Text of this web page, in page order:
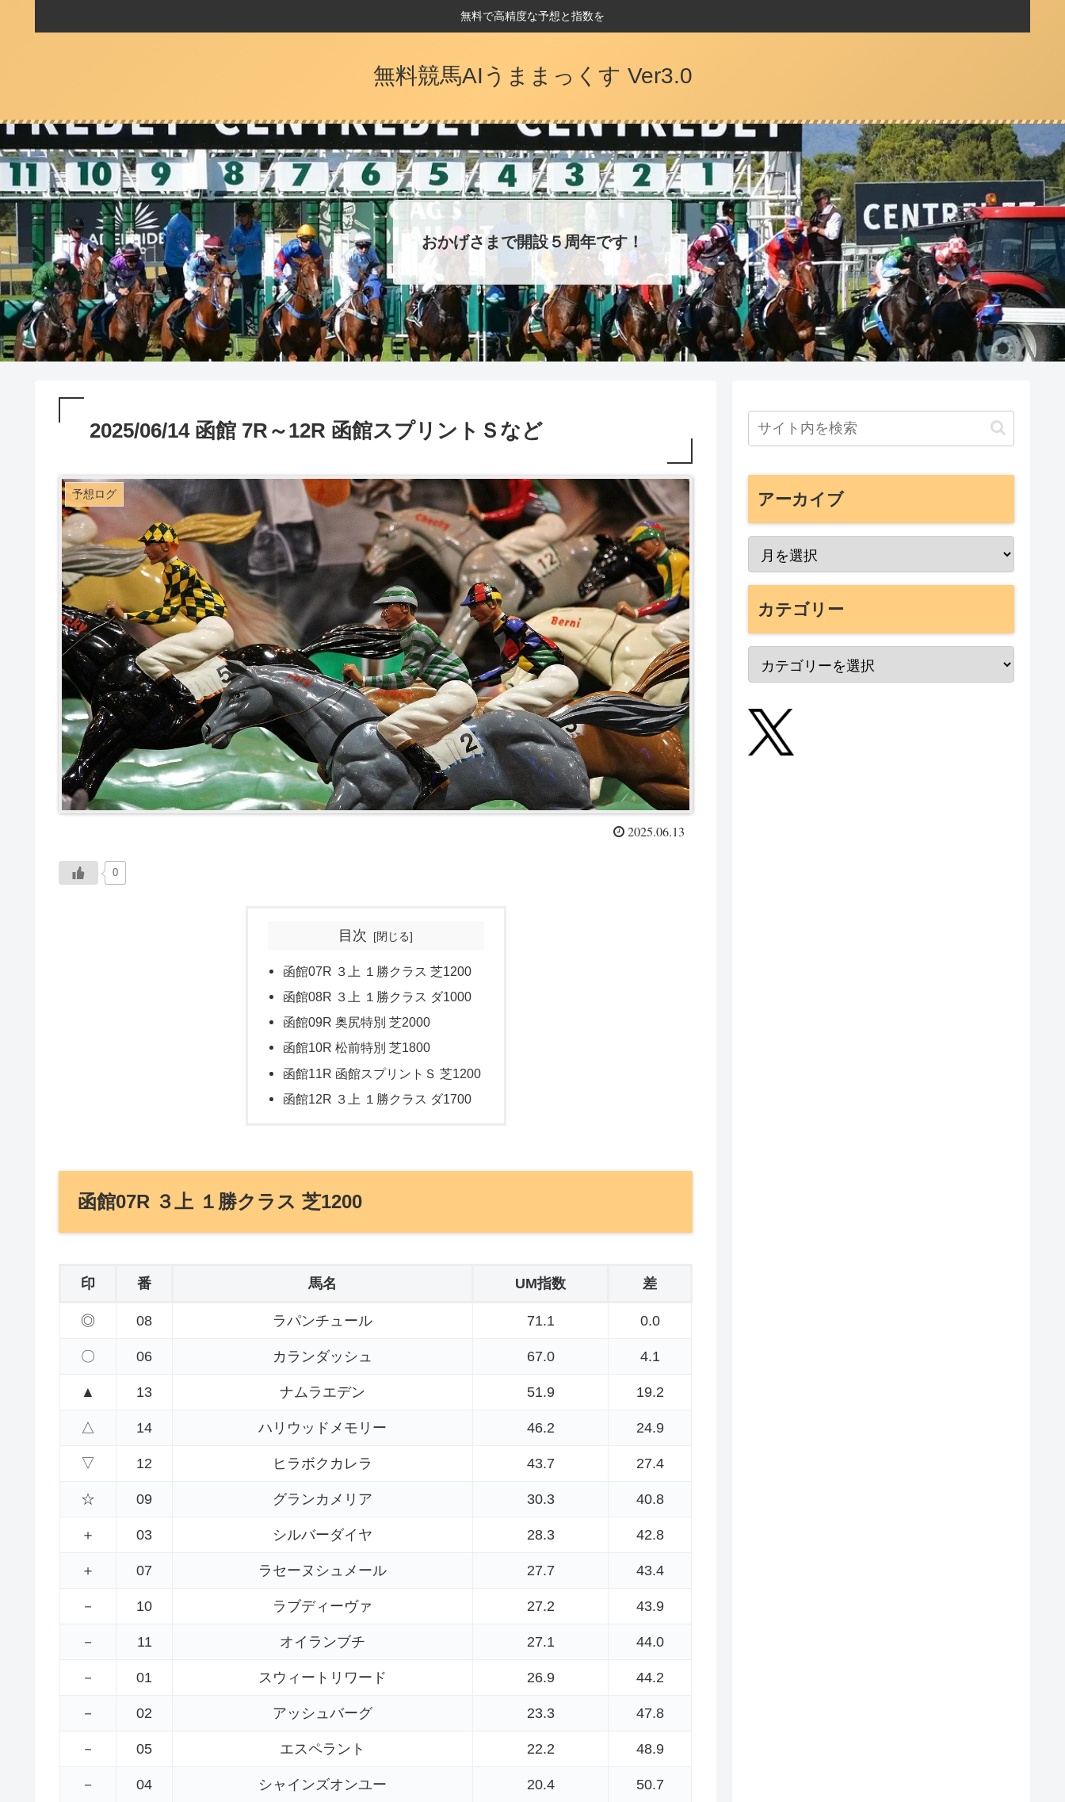
無料で高精度な予想と指数を
無料競馬AIうままっくす Ver3.0
おかげさまで開設５周年です！
2025/06/14 函館 7R～12R 函館スプリントＳなど
予想ログ
2025.06.13
0
目次
函館07R ３上 １勝クラス 芝1200
函館08R ３上 １勝クラス ダ1000
函館09R 奥尻特別 芝2000
函館10R 松前特別 芝1800
函館11R 函館スプリントＳ 芝1200
函館12R ３上 １勝クラス ダ1700
函館07R ３上 １勝クラス 芝1200
印 番 馬名 UM指数 差
◎ 08 ラパンチュール 71.1 0.0
〇 06 カランダッシュ 67.0 4.1
▲ 13 ナムラエデン 51.9 19.2
△ 14 ハリウッドメモリー 46.2 24.9
▽ 12 ヒラボクカレラ 43.7 27.4
☆ 09 グランカメリア 30.3 40.8
＋ 03 シルバーダイヤ 28.3 42.8
＋ 07 ラセーヌシュメール 27.7 43.4
－ 10 ラブディーヴァ 27.2 43.9
－ 11 オイランブチ 27.1 44.0
－ 01 スウィートリワード 26.9 44.2
－ 02 アッシュバーグ 23.3 47.8
－ 05 エスペラント 22.2 48.9
－ 04 シャインズオンユー 20.4 50.7
アーカイブ
カテゴリー